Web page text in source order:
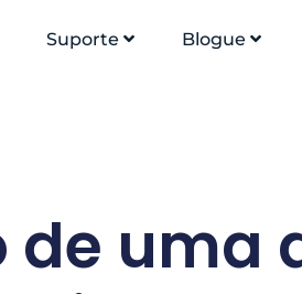
Suporte Blogue
de uma